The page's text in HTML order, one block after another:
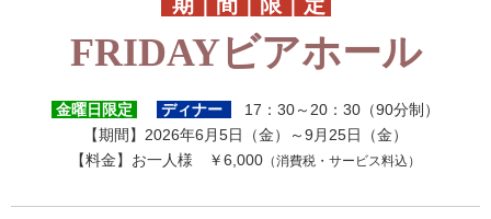
FRIDAYビアホール
金曜日限定 ディナー
17：30～20：30（90分制）
【期間】2026年6月5日（金）～9月25日（金）
【料金】お一人様 ￥6,000 （消費税・サービス料込）